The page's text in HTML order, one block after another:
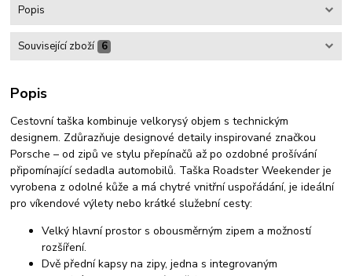
Popis
Související zboží 6
Popis
Cestovní taška kombinuje velkorysý objem s technickým
designem. Zdůrazňuje designové detaily inspirované značkou
Porsche – od zipů ve stylu přepínačů až po ozdobné prošívání
připomínající sedadla automobilů. Taška Roadster Weekender je
vyrobena z odolné kůže a má chytré vnitřní uspořádání, je ideální
pro víkendové výlety nebo krátké služební cesty:
Velký hlavní prostor s obousměrným zipem a možností
rozšíření.
Dvě přední kapsy na zipy, jedna s integrovaným